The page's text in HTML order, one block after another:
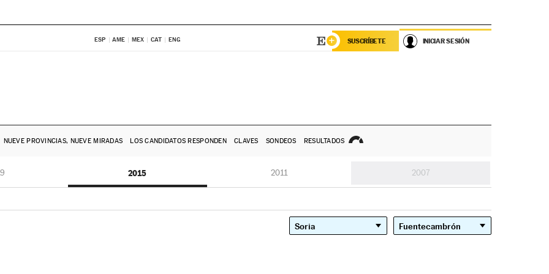
ESP AME MEX CAT ENG SUSCRÍBETE INICIAR SESIÓN
NUEVE PROVINCIAS, NUEVE MIRADAS LOS CANDIDATOS RESPONDEN CLAVES SONDEOS RESULTADOS
2015 2011 2007